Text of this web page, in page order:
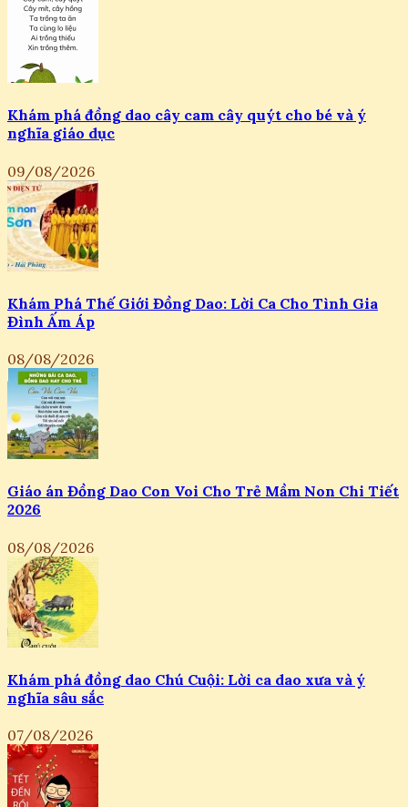
Khám phá đồng dao cây cam cây quýt cho bé và ý
nghĩa giáo dục
09/08/2026
Khám Phá Thế Giới Đồng Dao: Lời Ca Cho Tình Gia
Đình Ấm Áp
08/08/2026
Giáo án Đồng Dao Con Voi Cho Trẻ Mầm Non Chi Tiết
2026
08/08/2026
Khám phá đồng dao Chú Cuội: Lời ca dao xưa và ý
nghĩa sâu sắc
07/08/2026